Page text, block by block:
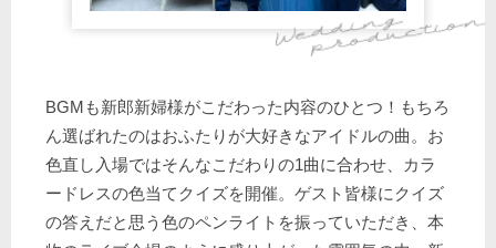
BGMも新郎新婦様がこだわった内容のひとつ！もちろ
ん選ばれたのはおふたりが大好きなアイドルの曲。お
色直し入場ではそんなこだわりの1曲に合わせ、カラ
ードレスの色当てクイズを開催。ゲスト皆様にクイズ
の答えだと思う色のペンライトを振っていただき、本